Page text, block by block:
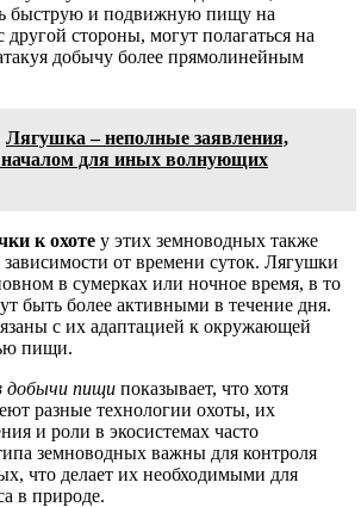
быструю и подвижную пищу на
стороны, могут полагаться на
добычу более прямолинейным
Лягушка – неполные заявления,
началом для иных волнующих
к охоте у этих земноводных также
зависимости от времени суток. Лягушки
в сумерках или ночное время, в то
быть более активными в течение дня.
с их адаптацией к окружающей
пищи.
добычи пищи показывает, что хотя
разные технологии охоты, их
и роли в экосистемах часто
земноводных важны для контроля
что делает их необходимыми для
в природе.